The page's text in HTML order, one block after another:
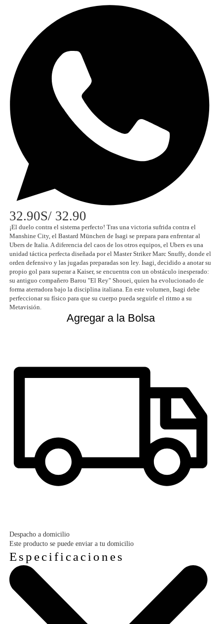
32.90S/ 32.90
¡El duelo contra el sistema perfecto! Tras una victoria sufrida contra el
Manshine City, el Bastard München de Isagi se prepara para enfrentar al
Ubers de Italia. A diferencia del caos de los otros equipos, el Ubers es una
unidad táctica perfecta diseñada por el Master Striker Marc Snuffy, donde el
orden defensivo y las jugadas preparadas son ley. Isagi, decidido a anotar su
propio gol para superar a Kaiser, se encuentra con un obstáculo inesperado:
su antiguo compañero Barou "El Rey" Shouei, quien ha evolucionado de
forma aterradora bajo la disciplina italiana. En este volumen, Isagi debe
perfeccionar su físico para que su cuerpo pueda seguirle el ritmo a su
Metavisión.
Agregar a la Bolsa
Despacho a domicilio
Este producto se puede enviar a tu domicilio
Especificaciones